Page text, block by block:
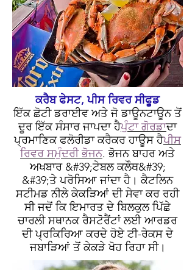
ਕਰੈਬ ਫੇਸਟ, ਪੀਸ ਰਿਵਰ ਸੀਫੂਡ
ਇੱਕ ਛੋਟੀ ਡਰਾਈਵ ਅਤੇ ਜੋ ਡਾਊਨਟਾਊਨ ਤੋਂ
ਦੂਰ ਇੱਕ ਸੰਸਾਰ ਜਾਪਦਾ ਹੈਪੁੰਟਾ ਗੋਰਡਾਦਾ
ਪ੍ਰਮਾਣਿਕ ਫਲੋਰੀਡਾ ਕਰੈਕਰ ਹਾਊਸ ਹੈਪੀਸ
ਰਿਵਰ ਸਮੁੰਦਰੀ ਭੋਜਨ. ਭੋਜਨ ਬਾਹਰ ਅਤੇ
ਅਖਬਾਰ &#39;ਟੇਬਲ ਕਲੌਥ&#39;
&#39;ਤੇ ਪਰੋਸਿਆ ਜਾਂਦਾ ਹੈ। ਕੈਟਲਿਨ
ਸਟੀਮਡ ਨੀਲੇ ਕੇਕੜਿਆਂ ਦੀ ਸੇਵਾ ਕਰ ਰਹੀ
ਸੀ ਜਦੋਂ ਕਿ ਇਮਾਰਤ ਦੇ ਬਿਲਕੁਲ ਪਿੱਛੇ
ਚਾਰਲੀ ਸਥਾਨਕ ਰੈਸਟੋਰੈਂਟਾਂ ਲਈ ਆਰਡਰ
ਦੀ ਪ੍ਰਕਿਰਿਆ ਕਰਦੇ ਹੋਏ ਟੀ-ਰੇਕਸ ਦੇ
ਜਬਾੜਿਆਂ ਤੋਂ ਕੇਕੜੇ ਖੋਹ ਰਿਹਾ ਸੀ।